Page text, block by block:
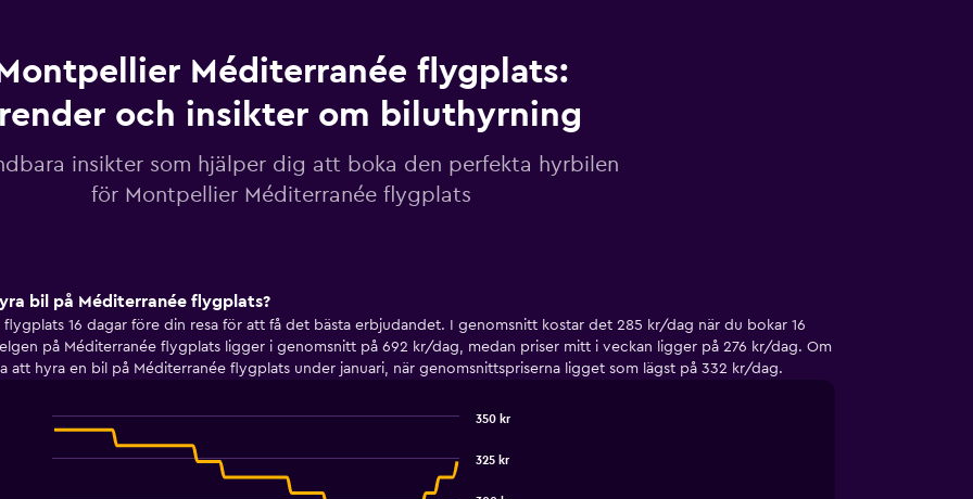
Méditerranée flygplats:
och insikter om biluthyrning
insikter som hjälper dig att boka den perfekta hyrbilen
för Montpellier Méditerranée flygplats
bil på Méditerranée flygplats?
16 dagar före din resa för att få det bästa erbjudandet. I genomsnitt kostar det 285 kr/dag när du bokar 16
på Méditerranée flygplats ligger i genomsnitt på 692 kr/dag, medan priser mitt i veckan ligger på 276 kr/dag. Om
att hyra en bil på Méditerranée flygplats under januari, när genomsnittspriserna ligget som lägst på 332 kr/dag.
chart
325 kr
350 kr